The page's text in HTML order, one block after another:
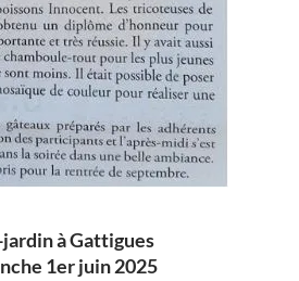
à Gattigues
1er juin 2025